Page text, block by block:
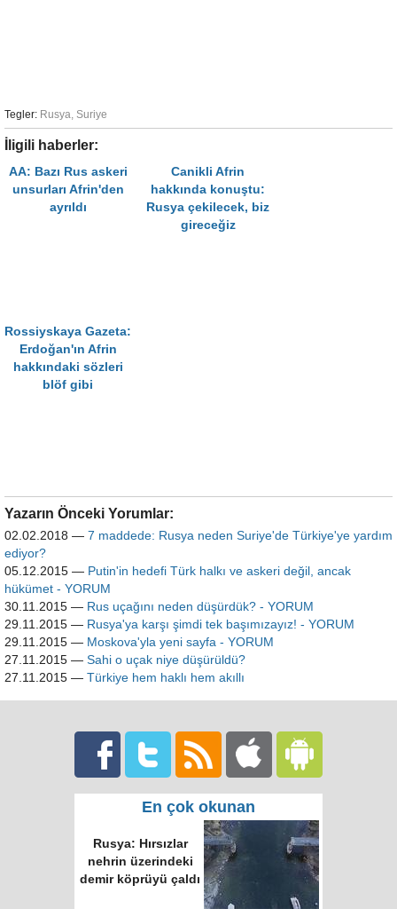
Tegler: Rusya, Suriye
İligili haberler:
AA: Bazı Rus askeri
unsurları Afrin'den
ayrıldı
Canikli Afrin
hakkında konuştu:
Rusya çekilecek, biz
gireceğiz
Rossiyskaya Gazeta:
Erdoğan'ın Afrin
hakkındaki sözleri
blöf gibi
Yazarın Önceki Yorumlar:
02.02.2018 — 7 maddede: Rusya neden Suriye'de Türkiye'ye yardım
ediyor?
05.12.2015 — Putin'in hedefi Türk halkı ve askeri değil, ancak
hükümet - YORUM
30.11.2015 — Rus uçağını neden düşürdük? - YORUM
29.11.2015 — Rusya'ya karşı şimdi tek başımızayız! - YORUM
29.11.2015 — Moskova'yla yeni sayfa - YORUM
27.11.2015 — Sahi o uçak niye düşürüldü?
27.11.2015 — Türkiye hem haklı hem akıllı
En çok okunan
Rusya: Hırsızlar
nehrin üzerindeki
demir köprüyü çaldı